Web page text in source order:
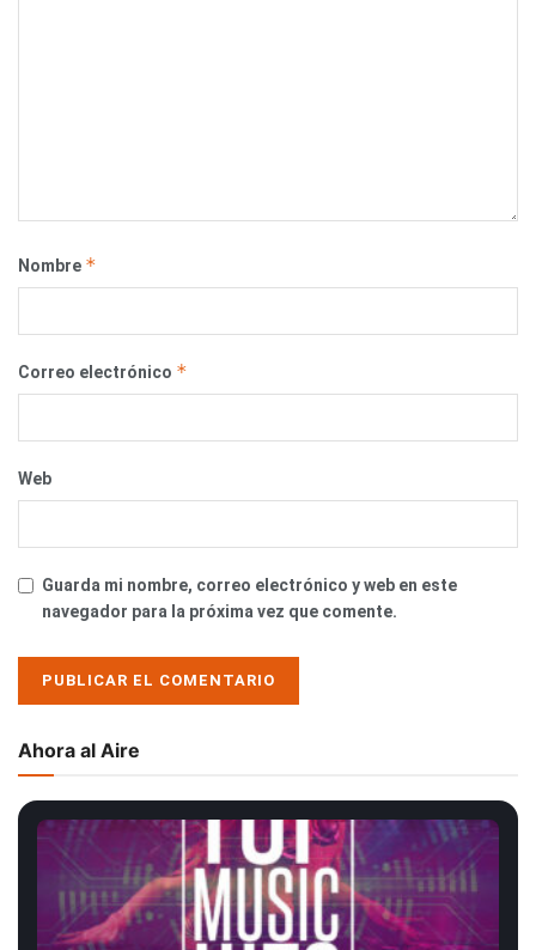
Nombre *
Correo electrónico *
Web
Guarda mi nombre, correo electrónico y web en este
navegador para la próxima vez que comente.
Ahora al Aire